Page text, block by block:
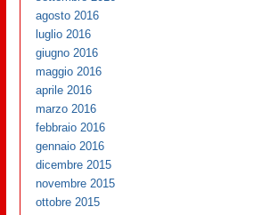
agosto 2016
luglio 2016
giugno 2016
maggio 2016
aprile 2016
marzo 2016
febbraio 2016
gennaio 2016
dicembre 2015
novembre 2015
ottobre 2015